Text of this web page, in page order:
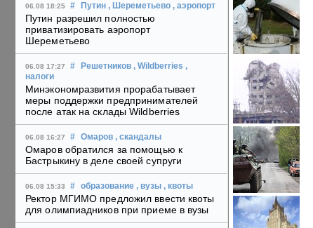
06.08 18:25 # Путин , Шереметьево , аэропорт
Путин разрешил полностью
приватизировать аэропорт
Шереметьево
06.08 17:27 # Решетников , Wildberries ,
налоги
Минэкономразвития прорабатывает
меры поддержки предпринимателей
после атак на склады Wildberries
06.08 16:27 # Омаров , скандалы
Омаров обратился за помощью к
Бастрыкину в деле своей супруги
06.08 15:33 # образование , вузы , квоты
Ректор МГИМО предложил ввести квоты
для олимпиадников при приеме в вузы